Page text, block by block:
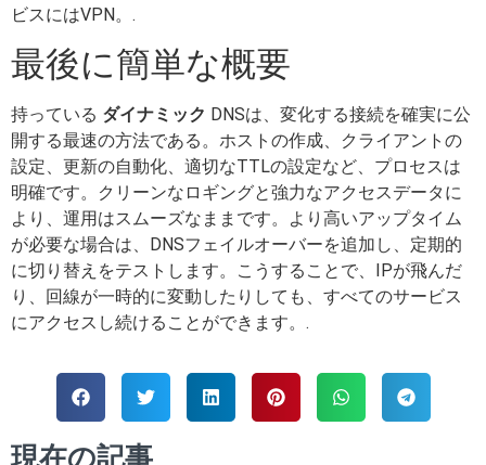
ビスにはVPN。.
最後に簡単な概要
持っている ダイナミック DNSは、変化する接続を確実に公
開する最速の方法である。ホストの作成、クライアントの
設定、更新の自動化、適切なTTLの設定など、プロセスは
明確です。クリーンなロギングと強力なアクセスデータに
より、運用はスムーズなままです。より高いアップタイム
が必要な場合は、DNSフェイルオーバーを追加し、定期的
に切り替えをテストします。こうすることで、IPが飛んだ
り、回線が一時的に変動したりしても、すべてのサービス
にアクセスし続けることができます。.
現在の記事